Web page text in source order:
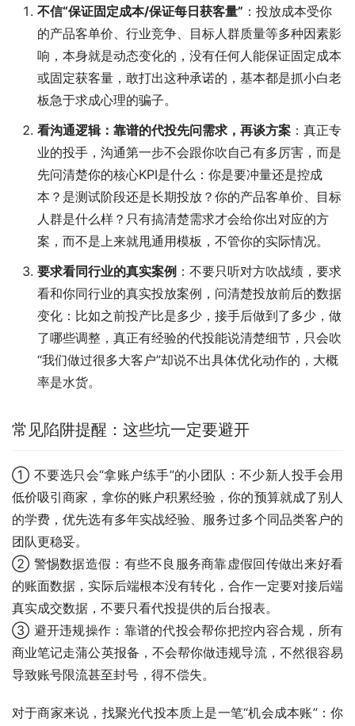
不信“保证固定成本/保证每日获客量” ：投放成本受你
的产品客单价、行业竞争、目标人群质量等多种因素影
响，本身就是动态变化的，没有任何人能保证固定成本
或固定获客量，敢打出这种承诺的，基本都是抓小白老
板急于求成心理的骗子。
看沟通逻辑：靠谱的代投先问需求，再谈方案 ：真正专
业的投手，沟通第一步不会跟你吹自己有多厉害，而是
先问清楚你的核心KPI是什么：你是要冲量还是控成
本？是测试阶段还是长期投放？你的产品客单价、目标
人群是什么样？只有搞清楚需求才会给你出对应的方
案，而不是上来就甩通用模板，不管你的实际情况。
要求看同行业的真实案例 ：不要只听对方吹战绩，要求
看和你同行业的真实投放案例，问清楚投放前后的数据
变化：比如之前投产比是多少，接手后做到了多少，做
了哪些调整，真正有经验的代投能说清楚细节，只会吹
“我们做过很多大客户”却说不出具体优化动作的，大概
率是水货。
常见陷阱提醒：这些坑一定要避开
① 不要选只会“拿账户练手”的小团队：不少新人投手会用
低价吸引商家，拿你的账户积累经验，你的预算就成了别人
的学费，优先选有多年实战经验、服务过多个同品类客户的
团队更稳妥。
② 警惕数据造假：有些不良服务商靠虚假回传做出来好看
的账面数据，实际后端根本没有转化，合作一定要对接后端
真实成交数据，不要只看代投提供的后台报表。
③ 避开违规操作：靠谱的代投会帮你把控内容合规，所有
商业笔记走蒲公英报备，不会帮你做违规导流，不然很容易
导致账号限流甚至封号，得不偿失。
对于商家来说，找聚光代投本质上是一笔“机会成本账”：你